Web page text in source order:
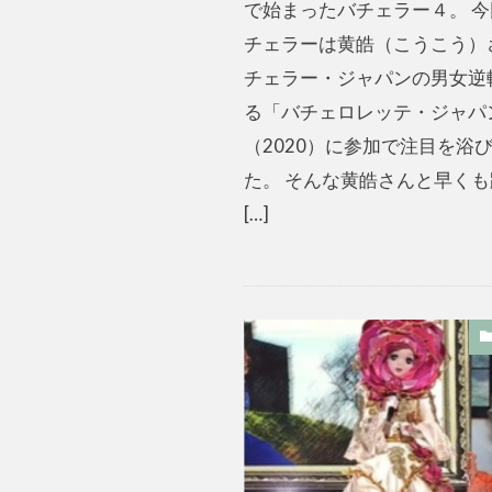
で始まったバチェラー４。
チェラーは黄皓（こうこう
チェラー・ジャパンの男女
る「バチェロレッテ・ジャパ
（2020）に参加で注目を浴
た。 そんな黄皓さんと早く
[…]